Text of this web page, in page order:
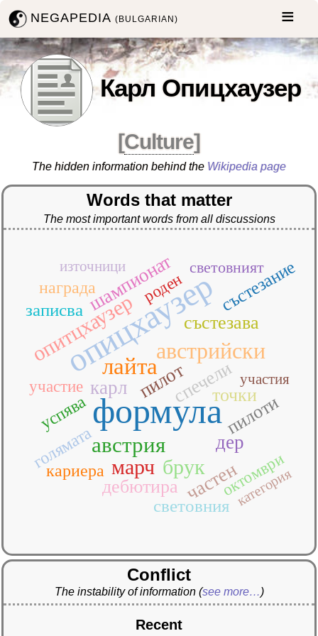
NEGAPEDIA(BULGARIAN)
Карл Опицхаузер
[Culture]
The hidden information behind the Wikipedia page
Words that matter
The most important words from all discussions
формула
опицхаузер
лайта
австрийски
австрия
брук
марч
опитцхаузер
дер
карл пилот
частен
шампионат
дебютира
пилоти
спечели
състезава
точки
записва
световния
състезание
голямата
кариера
награда
успява
октомври
роден
участие
световният
източници
участия
категория
Conflict
The instability of information (see more…)
Recent